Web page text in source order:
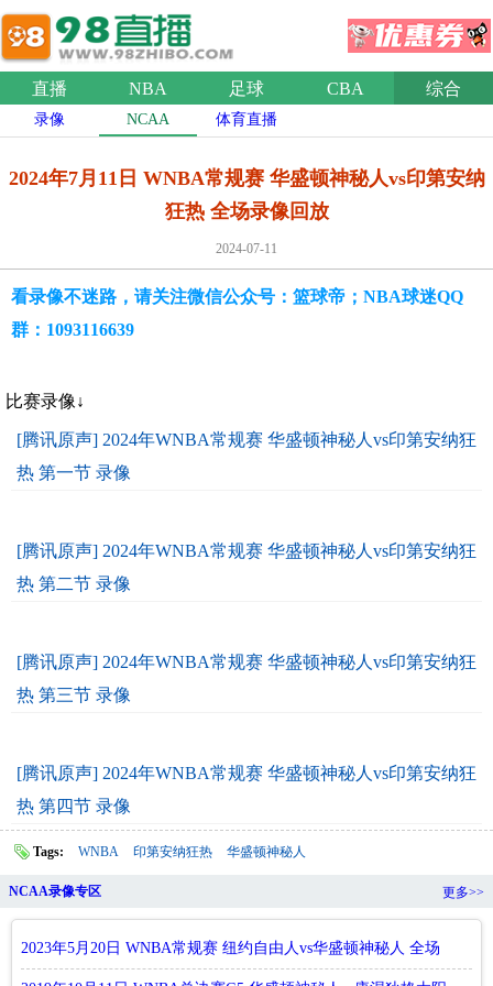
直播 NBA 足球 CBA 综合
录像 NCAA 体育直播
2024年7月11日 WNBA常规赛 华盛顿神秘人vs印第安纳
狂热 全场录像回放
2024-07-11
看录像不迷路，请关注微信公众号：篮球帝；NBA球迷QQ
群：1093116639
比赛录像↓
[腾讯原声] 2024年WNBA常规赛 华盛顿神秘人vs印第安纳狂
热 第一节 录像
[腾讯原声] 2024年WNBA常规赛 华盛顿神秘人vs印第安纳狂
热 第二节 录像
[腾讯原声] 2024年WNBA常规赛 华盛顿神秘人vs印第安纳狂
热 第三节 录像
[腾讯原声] 2024年WNBA常规赛 华盛顿神秘人vs印第安纳狂
热 第四节 录像
Tags: WNBA 印第安纳狂热 华盛顿神秘人
NCAA录像专区 更多>>
2023年5月20日 WNBA常规赛 纽约自由人vs华盛顿神秘人 全场